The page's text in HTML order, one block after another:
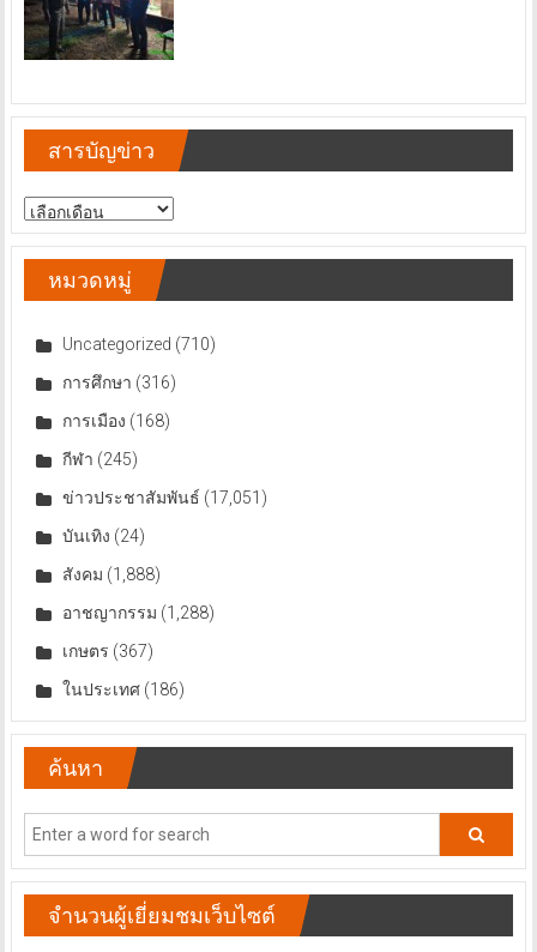
สารบัญข่าว
สารบัญ
ข่าว
หมวดหมู่
Uncategorized (710)
การศึกษา (316)
การเมือง (168)
กีฬา (245)
ข่าวประชาสัมพันธ์ (17,051)
บันเทิง (24)
สังคม (1,888)
อาชญากรรม (1,288)
เกษตร (367)
ในประเทศ(186)
ค้นหา
จำนวนผู้เยี่ยมชมเว็บไซต์